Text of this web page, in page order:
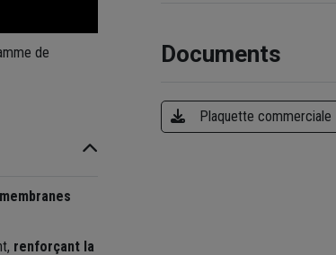
de
membranes
renforçant la
Documents
Plaquette commerciale